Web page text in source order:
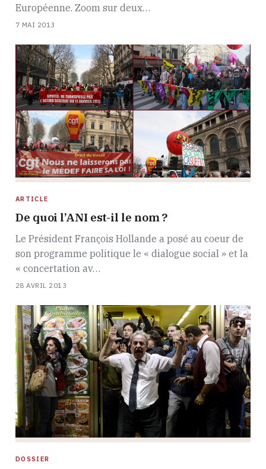
Européenne. Zoom sur deux…
7 MAI 2013
ARTICLE
De quoi l’ANI est-il le nom ?
Le Président François Hollande a posé au coeur de
son programme politique le « dialogue social » et la
« concertation av…
28 AVRIL 2013
DOSSIER